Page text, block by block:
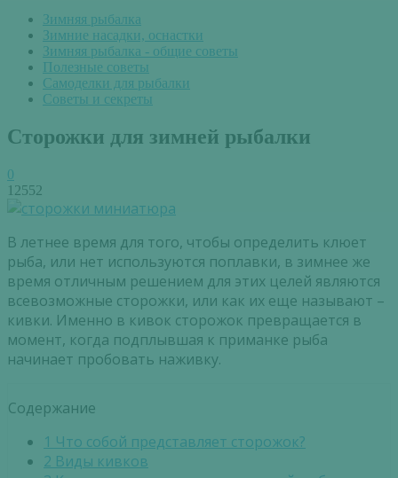
Зимняя рыбалка
Зимние насадки, оснастки
Зимняя рыбалка - общие советы
Полезные советы
Самоделки для рыбалки
Советы и секреты
Сторожки для зимней рыбалки
0
12552
В летнее время для того, чтобы определить клюет
рыба, или нет используются поплавки, в зимнее же
время отличным решением для этих целей являются
всевозможные сторожки, или как их еще называют –
кивки. Именно в кивок сторожок превращается в
момент, когда подплывшая к приманке рыба
начинает пробовать наживку.
Содержание
1 Что собой представляет сторожок?
2 Виды кивков